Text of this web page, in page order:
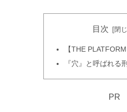
目次
【THE
『穴』と呼ばれる
PR